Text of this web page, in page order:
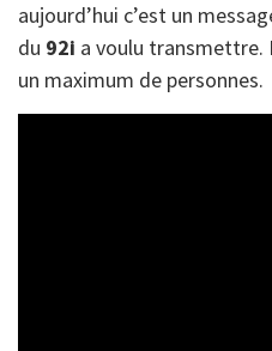
aujourd’hui c’est un
du 92i a voulu transmettre.
un maximum de personnes.